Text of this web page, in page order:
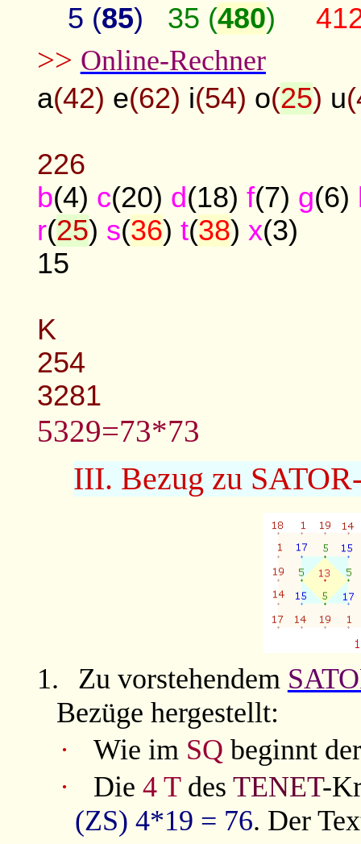
5 (85) 35 (480)
>> Online-Rechner
a(42) e(62) i(54) o(25) u
226
b(4) c(20) d(18) f(7) g(6)
r(25) s(36) t(38) x(3)
15
K
254
3281
5329=73*73
III. Bezug zu
1. Zu vorstehendem
Bezüge hergestellt:
·
Wie im SQ beginnt
·
Die4 TdesTENET-
(ZS) 4*19 = 76. Der